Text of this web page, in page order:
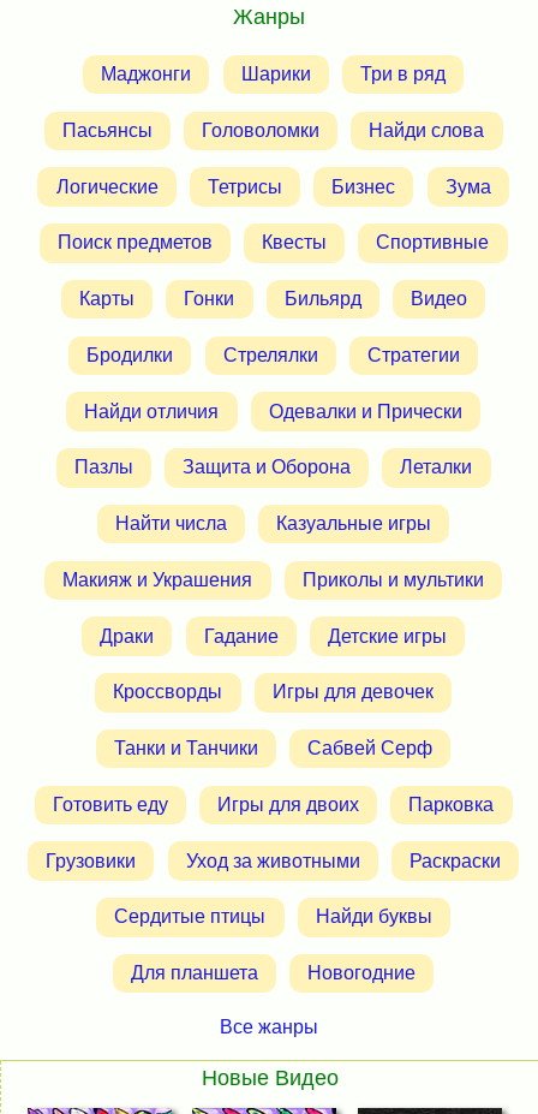
Жанры
Маджонги Шарики Три в ряд
Пасьянсы Головоломки Найди слова
Логические Тетрисы Бизнес Зума
Поиск предметов Квесты Спортивные
Карты Гонки Бильярд Видео
Бродилки Стрелялки Стратегии
Найди отличия Одевалки и Прически
Пазлы Защита и Оборона Леталки
Найти числа Казуальные игры
Макияж и Украшения Приколы и мультики
Драки Гадание Детские игры
Кроссворды Игры для девочек
Танки и Танчики Сабвей Серф
Готовить еду Игры для двоих Парковка
Грузовики Уход за животными Раскраски
Сердитые птицы Найди буквы
Для планшета Новогодние
Все жанры
Новые Видео